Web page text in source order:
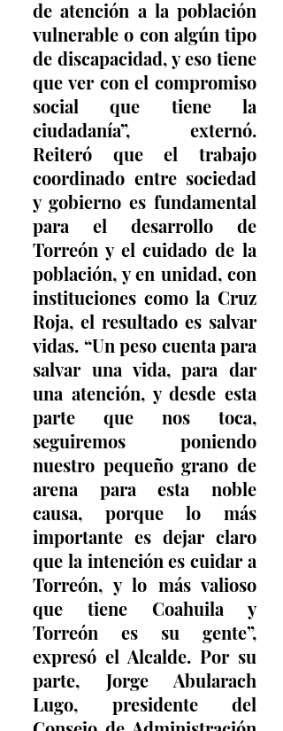
de atención a la población
vulnerable o con algún tipo
de discapacidad, y eso tiene
que ver con el compromiso
social que tiene la
ciudadanía”, externó.
Reiteró que el trabajo
coordinado entre sociedad
y gobierno es fundamental
para el desarrollo de
Torreón y el cuidado de la
población, y en unidad, con
instituciones como la Cruz
Roja, el resultado es salvar
vidas. “Un peso cuenta para
salvar una vida, para dar
una atención, y desde esta
parte que nos toca,
seguiremos poniendo
nuestro pequeño grano de
arena para esta noble
causa, porque lo más
importante es dejar claro
que la intención es cuidar a
Torreón, y lo más valioso
que tiene Coahuila y
Torreón es su gente”,
expresó el Alcalde. Por su
parte, Jorge Abularach
Lugo, presidente del